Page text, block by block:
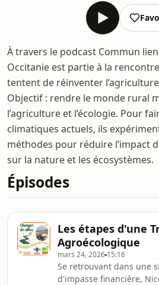
À travers le podcast Commun lien,
Occitanie est partie à la
tentent de réinventer
Objectif : rendre le monde rural
l’agriculture et l’écologie. Pour
climatiques actuels, ils
méthodes pour réduire l’impact
sur la nature et les écosystèmes.
Épisodes
Les étapes d'une
Agroécologique
mars 24, 2026 15:16
Se retrouvant dans une
d'impasse financière,